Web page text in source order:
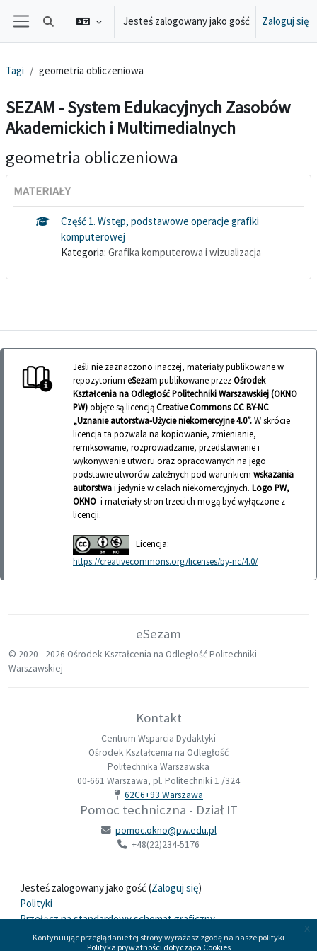
Przejdź do głównej zawartości
Kontynuując przeglądanie tej strony wyrażasz zgodę na nasze polityki
Polityka prywatności dotycząca Cookies
x
Panel boczny
Przełącznik wyszukiwarkiJesteś zalogowany jako gość Zaloguj się
Tagi geometria obliczeniowa
SEZAM - System Edukacyjnych Zasobów
Akademickich i Multimedialnych
geometria obliczeniowa
MATERIAŁY
Część 1. Wstęp, podstawowe operacje grafiki
komputerowej
Kategoria: Grafika komputerowa i wizualizacja
Jeśli nie zaznaczono inaczej, materiały publikowane w
repozytorium eSezampublikowane przezOśrodek
Kształcenia na Odległość Politechniki Warszawskiej (OKNO
PW)objęte są licencjąCreative Commons CC BY-NC
„Uznanie autorstwa-Użycie niekomercyjne 4.0”.W skrócie
licencja ta pozwala na kopiowanie, zmienianie,
remiksowanie, rozprowadzanie, przedstawienie i
wykonywanie utworu oraz opracowanych na jego
podstawie utworów zależnych pod warunkiem wskazania
autorstwai jedynie w celach niekomercyjnych. Logo PW,
OKNO i materiały stron trzecich mogą być wyłączone z
licencji.
Licencja:
https://creativecommons.org/licenses/by-nc/4.0/
eSezam
© 2020 - 2026 Ośrodek Kształcenia na Odległość Politechniki
Warszawskiej
Kontakt
Centrum Wsparcia Dydaktyki
Ośrodek Kształcenia na Odległość
Politechnika Warszawska
00-661 Warszawa, pl. Politechniki 1 /324
62C6+93 Warszawa
Pomoc techniczna - Dział IT
pomoc.okno@pw.edu.pl
+48(22)234-5176
Jesteś zalogowany jako gość (Zaloguj się)
Polityki
Przełącz na standardowy schemat graficzny